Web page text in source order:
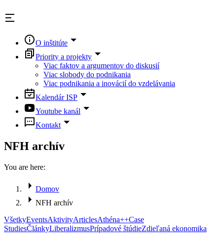
O inštitúte
Priority a projekty
Viac faktov a argumentov do diskusií
Viac slobody do podnikania
Viac podnikania a inovácií do vzdelávania
Kalendár ISP
Youtube kanál
Kontakt
NFH archív
You are here:
Domov
NFH archív
VšetkyEventsAktivityArticlesAthéna++Case
StudiesČlánkyLiberalizmusPrípadové štúdieZdieľaná ekonomika